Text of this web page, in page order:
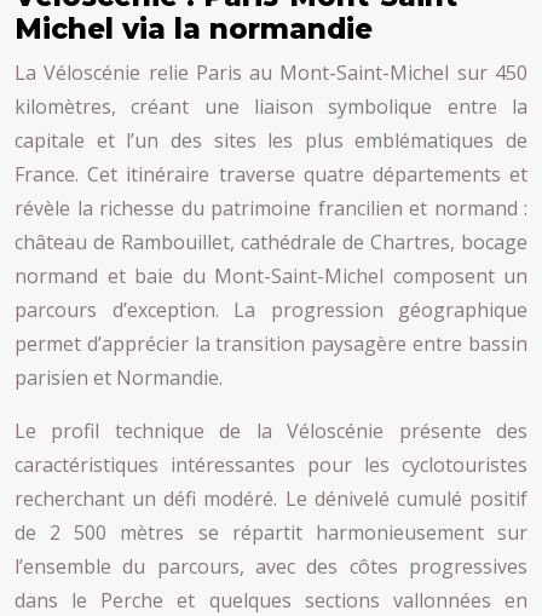
Michel via la normandie
La Véloscénie relie Paris au Mont-Saint-Michel sur 450
kilomètres, créant une liaison symbolique entre la
capitale et l’un des sites les plus emblématiques de
France. Cet itinéraire traverse quatre départements et
révèle la richesse du patrimoine francilien et normand :
château de Rambouillet, cathédrale de Chartres, bocage
normand et baie du Mont-Saint-Michel composent un
parcours d’exception. La progression géographique
permet d’apprécier la transition paysagère entre bassin
parisien et Normandie.
Le profil technique de la Véloscénie présente des
caractéristiques intéressantes pour les cyclotouristes
recherchant un défi modéré. Le dénivelé cumulé positif
de 2 500 mètres se répartit harmonieusement sur
l’ensemble du parcours, avec des côtes progressives
dans le Perche et quelques sections vallonnées en